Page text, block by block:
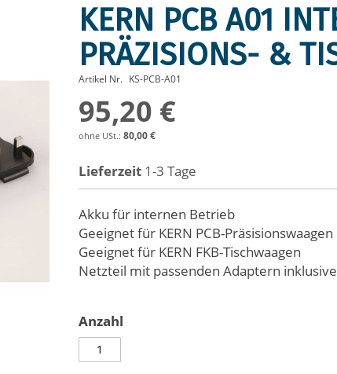
KERN PCB A01
PRÄZISIONS- &
Artikel Nr. KS-PCB-A01
95,20 €
80,00 €
Lieferzeit 1-3 Tage
Akku für internen Betrieb
Geeignet für KERN PCB-Präsisionswaagen
Geeignet für KERN FKB-Tischwaagen
Netzteil mit passenden Adaptern inklusive
Anzahl